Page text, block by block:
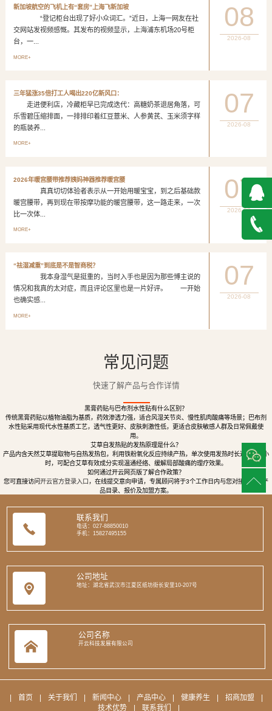
新加坡航空的飞机上有“套房”上海飞新加坡
“登记柜台出现了好小众词汇。”近日，上海一网友在社
交网站发视频感慨。其发布的视频显示，上海浦东机场20号柜
台，一...
MORE+
08
2026-08
三年猛涨35倍打工人喝出220亿新风口：
走进便利店，冷藏柜早已完成迭代：高糖奶茶退居角落，可
乐雪碧压缩排面，一排排印着红豆薏米、人参黄芪、玉米须字样
的瓶装养...
MORE+
07
2026-08
2026年暖宫腰带推荐姨妈神器推荐暖宫腰
真真切切体验者表示从一开始用暖宝宝，到之后基础款
暖宫腰带，再到现在带按摩功能的暖宫腰带，这一路走来，一次
比一次体...
MORE+
07
2026-08
“祛湿减重”到底是不是智商税？
我本身湿气是挺重的，当时入手也是因为那些博主说的
情况和我真的太对症，而且评论区里也是一片好评。 一开始
也确实感...
MORE+
07
2026-08
常见问题
快速了解产品与合作详情
黑膏药贴与巴布剂水性贴有什么区别？
传统黑膏药贴以植物油脂为基质，药效渗透力强，适合风湿关节炎、慢性肌肉酸痛等场景；巴布剂
水性贴采用现代水性基质工艺，透气性更好、皮肤刺激性低，更适合皮肤敏感人群及日常佩戴使
用。
艾草自发热贴的发热原理是什么？
产品内含天然艾草提取物与自热发热包，利用铁粉氧化反应持续产热，单次使用发热时长达8至12小
时，可配合艾草有效成分实现温通经络、缓解局部酸痛的理疗效果。
如何通过开云网页版了解合作政策？
您可直接访问 开云官方登录入口，在线提交意向申请，专属顾问将于3个工作日内与您对接，提供产
品目录、报价及加盟方案。
联系我们
电话：027-88850010
手机：15827495155
公司地址
地址：湖北省武汉市江夏区纸坊街长安里10-207号
公司名称
开云科技发展有限公司
首页 关于我们 新闻中心 产品中心 健康养生 招商加盟
技术优势
联系我们
QQ在